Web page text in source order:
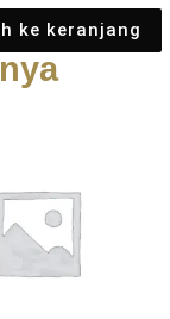
ke keranjang